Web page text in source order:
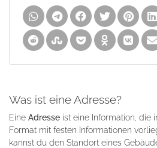
Was ist eine Adresse?
Eine Adresse ist eine Information, die
Format mit festen Informationen
kannst du den Standort eines